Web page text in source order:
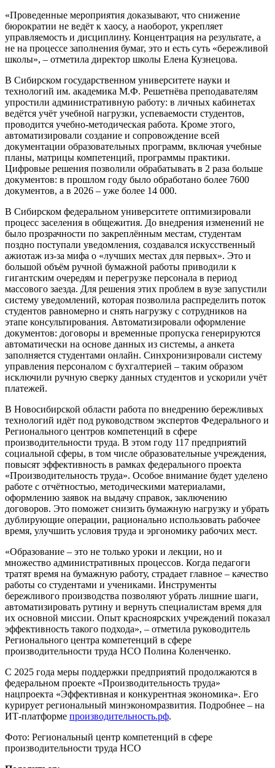
«Проведенные мероприятия доказывают, что снижение
бюрократии не ведёт к хаосу, а наоборот, укрепляет
управляемость и дисциплину. Концентрация на результате, а
не на процессе заполнения бумаг, это и есть суть «бережливой
школы», – отметила директор школы Елена Кузнецова.
В Сибирском государственном университете науки и
технологий им. академика М.Ф. Решетнёва преподавателям
упростили административную работу: в личных кабинетах
ведётся учёт учебной нагрузки, успеваемости студентов,
проводится учебно-методическая работа. Кроме этого,
автоматизировали создание и сопровождение всей
документации образовательных программ, включая учебные
планы, матрицы компетенций, программы практики.
Цифровые решения позволили обрабатывать в 2 раза больше
документов: в прошлом году было обработано более 7600
документов, а в 2026 – уже более 14 000.
В Сибирском федеральном университете оптимизировали
процесс заселения в общежития. До внедрения изменений не
было прозрачности по закреплённым местам, студентам
поздно поступали уведомления, создавался искусственный
ажиотаж из-за мифа о «лучших местах для первых». Это и
большой объём ручной бумажной работы приводили к
гигантским очередям и перегрузке персонала в период
массового заезда. Для решения этих проблем в вузе запустили
систему уведомлений, которая позволила распределить поток
студентов равномерно и снять нагрузку с сотрудников на
этапе консультирования. Автоматизировали оформление
документов: договоры и временные пропуска генерируются
автоматически на основе данных из системы, а анкета
заполняется студентами онлайн. Синхронизировали систему
управления персоналом с бухгалтерией – таким образом
исключили ручную сверку данных студентов и ускорили учёт
платежей.
В Новосибирской области работа по внедрению бережливых
технологий идёт под руководством экспертов Федерального и
Регионального центров компетенций в сфере
производительности труда. В этом году 117 предприятий
социальной сферы, в том числе образовательные учреждения,
повысят эффективность в рамках федерального проекта
«Производительность труда». Особое внимание будет уделено
работе с отчётностью, методическими материалами,
оформлению заявок на выдачу справок, заключению
договоров. Это поможет снизить бумажную нагрузку и убрать
дублирующие операции, рационально использовать рабочее
время, улучшить условия труда и эргономику рабочих мест.
«Образование – это не только уроки и лекции, но и
множество административных процессов. Когда педагоги
тратят время на бумажную работу, страдает главное – качество
работы со студентами и учениками. Инструменты
бережливого производства позволяют убрать лишние шаги,
автоматизировать рутину и вернуть специалистам время для
их основной миссии. Опыт красноярских учреждений показал
эффективность такого подхода», – отметила руководитель
Регионального центра компетенций в сфере
производительности труда НСО Полина Коленченко.
С 2025 года меры поддержки предприятий продолжаются в
федеральном проекте «Производительность труда»
нацпроекта «Эффективная и конкурентная экономика». Его
курирует региональный минэкономразвития. Подробнее – на
ИТ-платформе производительность.рф.
Фото: Региональный центр компетенций в сфере
производительности труда НСО